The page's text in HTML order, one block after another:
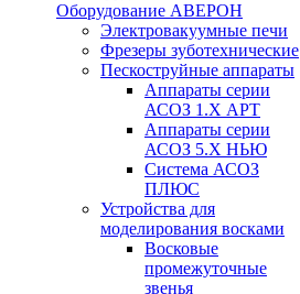
Оборудование АВЕРОН
Электровакуумные печи
Фрезеры зуботехнические
Пескоструйные аппараты
Аппараты серии
АСОЗ 1.Х АРТ
Аппараты серии
АСОЗ 5.Х НЬЮ
Система АСОЗ
ПЛЮС
Устройства для
моделирования восками
Восковые
промежуточные
звенья